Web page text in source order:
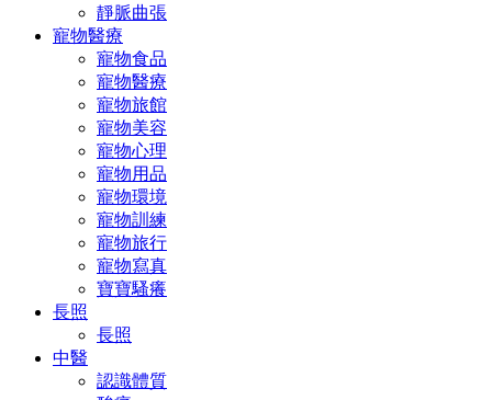
靜脈曲張
寵物醫療
寵物食品
寵物醫療
寵物旅館
寵物美容
寵物心理
寵物用品
寵物環境
寵物訓練
寵物旅行
寵物寫真
寶寶騷癢
長照
長照
中醫
認識體質